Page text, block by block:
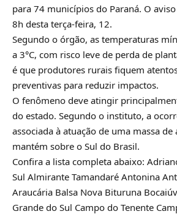
para 74 municípios do Paraná. O
8h desta terça-feira, 12.
Segundo o órgão, as temperaturas
a 3°C, com risco leve de perda de
é que produtores rurais fiquem
preventivas para reduzir impactos.
O fenômeno deve atingir
do estado. Segundo o instituto, a
associada à atuação de uma massa
mantém sobre o Sul do Brasil.
Confira a lista completa abaixo:
Sul Almirante Tamandaré Antonina
Araucária Balsa Nova Bituruna
Grande do Sul Campo do Tenente